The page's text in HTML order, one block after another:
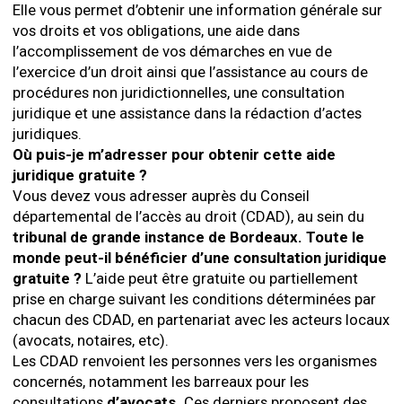
Elle vous permet d’obtenir une information générale sur
vos droits et vos obligations, une aide dans
l’accomplissement de vos démarches en vue de
l’exercice d’un droit ainsi que l’assistance au cours de
procédures non juridictionnelles, une consultation
juridique et une assistance dans la rédaction d’actes
juridiques.
Où puis-je m’adresser pour obtenir cette aide
juridique gratuite ?
Vous devez vous adresser auprès du Conseil
départemental de l’accès au droit (CDAD), au sein du
tribunal de grande instance de Bordeaux. Toute le
monde peut-il bénéficier d’une consultation juridique
gratuite ? L’aide peut être gratuite ou partiellement
prise en charge suivant les conditions déterminées par
chacun des CDAD, en partenariat avec les acteurs locaux
(avocats, notaires, etc).
Les CDAD renvoient les personnes vers les organismes
concernés, notamment les barreaux pour les